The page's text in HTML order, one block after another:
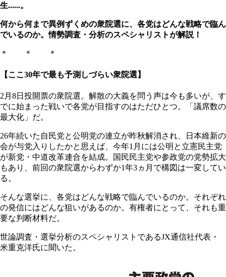
生......。
何から何まで異例ずくめの衆院選に、各党はどんな戦略で臨ん
でいるのか。情勢調査・分析のスペシャリストが解説！
＊ ＊ ＊
【ここ30年で最も予測しづらい衆院選】
2月8日投開票の衆院選。解散の大義を問う声は今も多いが、す
でに始まった戦いで各党が目指すのはただひとつ。「議席数の
最大化」だ。
26年続いた自民党と公明党の連立が昨秋解消され、日本維新の
会が与党入りしたかと思えば、今年1月には公明と立憲民主党
が新党・中道改革連合を結成。国民民主党や参政党の党勢拡大
もあり、前回の衆院選からわずか1年3ヵ月で構図は一変してい
る。
そんな選挙に、各党はどんな戦略で臨んでいるのか。それぞれ
の発信にはどんな狙いがあるのか。有権者にとって、それも重
要な判断材料だ。
世論調査・選挙分析のスペシャリストであるJX通信社代表・
米重克洋氏に聞いた。